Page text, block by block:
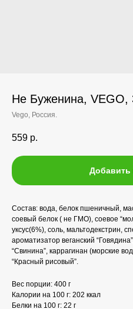
Не Буженина, VEGO,
Vego, Россия.
559 р.
Добавить
Состав: вода, белок пшеничный,
соевый белок ( не ГМО), соевое
уксус(6%), соль, мальтодекстрин,
ароматизатор веганский
“Свинина”, каррагинан (морские
“Красный рисовый”.
Вес порции: 400 г
Калории на 100 г: 202 ккал
Белки на 100 г: 22 г